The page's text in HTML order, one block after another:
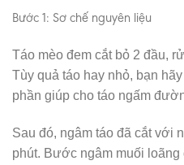
Bước 1: Sơ chế nguyên liệu
Táo mèo đem cắt bỏ 2 đầu,
Tùy quả táo hay nhỏ, bạn
phần giúp cho táo ngấm
Sau đó, ngâm táo đã cắt với
phút. Bước ngâm muối